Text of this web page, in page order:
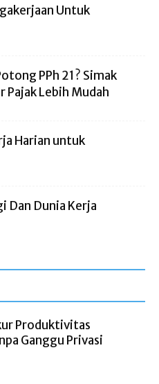
Untuk
PPh 21? Simak
Pajak Lebih Mudah
Harian untuk
Dan Dunia Kerja
Produktivitas
Ganggu Privasi